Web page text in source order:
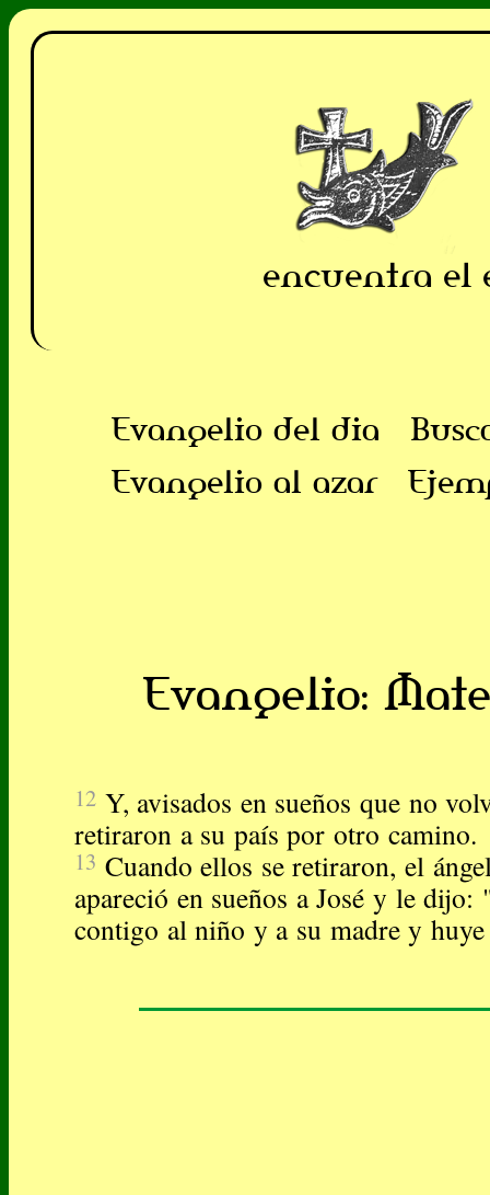
encuentra el
Evangelio del dia
Evangelio al azar
Evangelio:
12 Y, avisados en sueños que no
retiraron a su país por otro camino.
13 Cuando ellos se retiraron, el
apareció en sueños a José y le dijo:
contigo al niño y a su madre y